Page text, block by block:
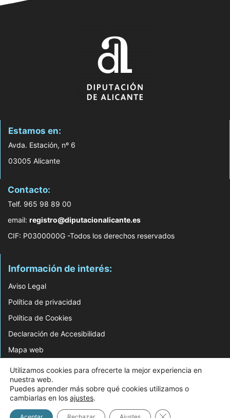
Estamos en:
Avda. Estación, nº 6
03005 Alicante
Contacto:
Telf. 965 98 89 00
email: registro@diputacionalicante.es
CIF: P0300000G -Todos los derechos reservados
Información de interés:
Aviso Legal
Política de privacidad
Política de Cookies
Declaración de Accesibilidad
Mapa web
© 2026 Web Desarrollada por el Servicio de Informática de Diputación de
Utilizamos cookies para ofrecerte la mejor experiencia en
nuestra web.
Puedes aprender más sobre qué cookies utilizamos o
cambiarlas en los ajustes.
Cerrar el banner de